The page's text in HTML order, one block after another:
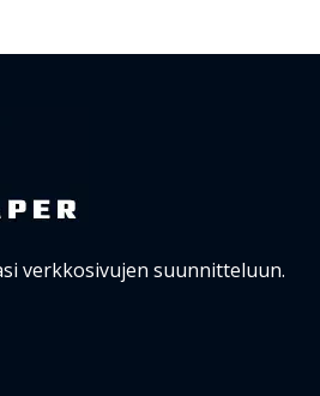
verkkosivujen suunnitteluun.